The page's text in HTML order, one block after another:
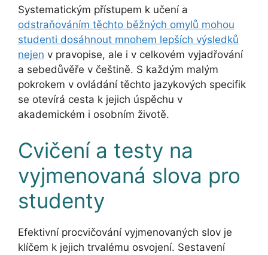
Systematickým přístupem k učení a
odstraňováním těchto běžných omylů mohou
studenti dosáhnout mnohem lepších výsledků
nejen v pravopise, ale i v celkovém vyjadřování
a sebedůvěře v češtině. S každým malým
pokrokem v ovládání těchto jazykových specifik
se otevírá cesta k jejich úspěchu v
akademickém i osobním životě.
Cvičení a testy na
vyjmenovaná slova pro
studenty
Efektivní procvičování vyjmenovaných slov je
klíčem k jejich trvalému osvojení. Sestavení